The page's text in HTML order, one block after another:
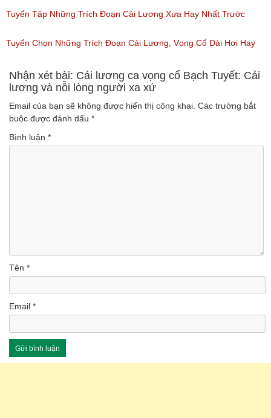
(Lượt nghe: 676)
Lương, Tân Cổ Xưa Hay Nhất Của Văn Hường
(Lượt nghe: 943)
Tuyển Tập Những Trích Đoạn Cải Lương Xưa Hay Nhất Trước
1975 – Trích Đoạn Cải Lương Chọn Lọc
(Lượt nghe: 153)
Tuyển Chọn Những Trích Đoạn Cải Lương, Vọng Cổ Dài Hơi Hay
Nhất
(Lượt nghe: 170)
Nhận xét bài: Cải lương ca vọng cổ Bạch Tuyết: Cải
lương và nỗi lòng người xa xứ
Email của bạn sẽ không được hiển thị công khai. Các trường bắt
buộc được đánh dấu *
Bình luận *
Tên *
Email *